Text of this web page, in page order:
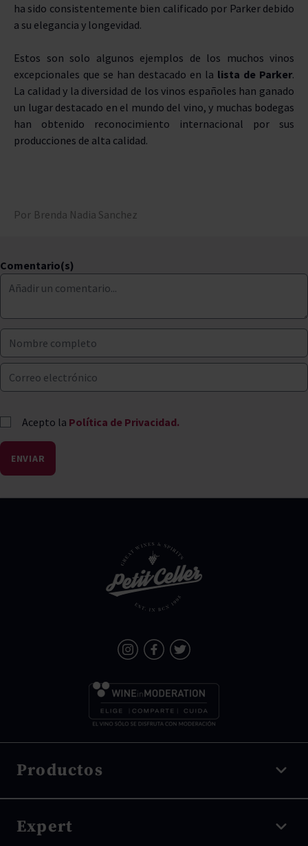
ha sido consistentemente bien calificado por Parker debido
a su elegancia y longevidad.
Estos son solo algunos ejemplos de los muchos vinos
excepcionales que se han destacado en la lista de Parker.
La calidad y la diversidad de los vinos españoles han ganado
un lugar destacado en el mundo del vino, y muchas bodegas
han obtenido reconocimiento internacional por sus
producciones de alta calidad.
Por Brenda Nadia Sanchez
Comentario(s)
Acepto la Política de Privacidad.
ENVIAR
Productos
Vino blanco
Expert